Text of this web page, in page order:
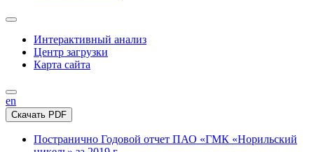
Интерактивный анализ
Центр загрузки
Карта сайта
en
Скачать PDF
Постранично Годовой отчет ПАО «ГМК «Норильский